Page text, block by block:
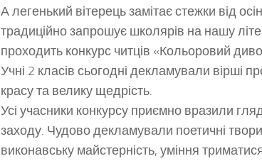
А легенький вітерець замітає стежки від
традиційно запрошує школярів на нашу
проходить конкурс читців «Кольоровий
Учні 2 класів сьогодні декламували вірші
красу та велику щедрість.
Усі учасники конкурсу приємно вразили
заходу. Чудово декламували поетичні
виконавську майстерність, уміння